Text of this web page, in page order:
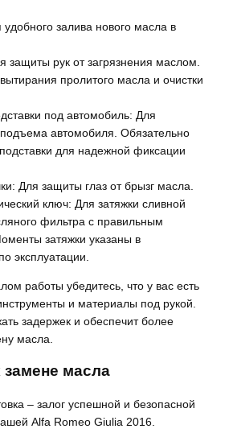
залива нового масла в
защиты рук от загрязнения маслом.
пролитого масла и очистки
под автомобиль: Для
автомобиля. Обязательно
для надежной фиксации
Для защиты глаз от брызг масла.
ключ: Для затяжки сливной
фильтра с правильным
затяжки указаны в
эксплуатации.
работы убедитесь, что у вас есть
и материалы под рукой.
задержек и обеспечит более
масла.
замене масла
– залог успешной и безопасной
Alfa Romeo Giulia 2016.